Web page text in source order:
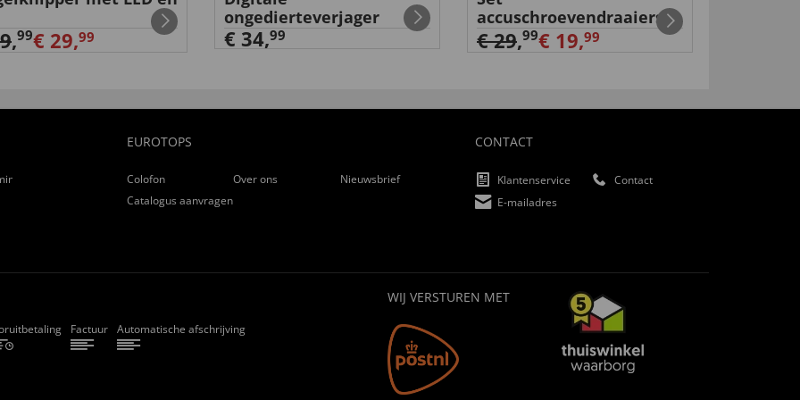
,99€ 29,99
ongedierteverjager
€ 34,99
accuschroevendraaiers
€ 29,99€ 19,99
EUROTOPS
Colofon Over ons
Nieuwsbrief
Catalogus aanvragen
CONTACT
Klantenservice
Contact
E-mailadres
Factuur Automatische afschrijving
WIJ VERSTUREN MET